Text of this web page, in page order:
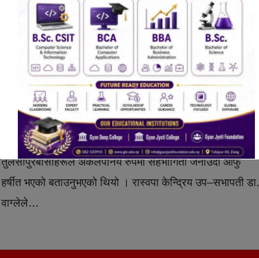
अन्तर - संवाद कुराकानी तुलसीपुर उपमहानगरपालिका राजनीति लुम्बिनी प्रदेश
स्थानीय समाचार
तुलसीपुरमा राष्ट्रिय स्वतन्त्र पार्टीको नगर भेला सम्पन्न
२८ मंसिर २०८२, शनिबार १५:२७ दोर्ण के.सी.
थर्कोट समाचारदातातुलसीपुर, २७ मंसिर ।रास्वपा केन्द्रिय उप–
सभापती डा. स्वर्णीम वाग्लेले आफुहरू दाङको तुलसीपुरमा आउँदा
तुलसीपुरबासीहरूले अकलपनिय रुपमा सहभागिता जनाउँदा आफु
हर्षीत भएको बताउनुभएको थियो । रास्वपा केन्द्रिय उप–सभापती डा.
वाग्लेले…